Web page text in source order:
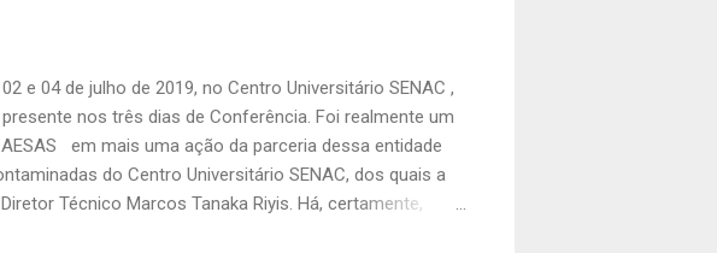
e 04 de julho de 2019, no Centro Universitário SENAC ,
nos três dias de Conferência. Foi realmente um
em mais uma ação da parceria dessa entidade
do Centro Universitário SENAC, dos quais a
Técnico Marcos Tanaka Riyis. Há, certamente,